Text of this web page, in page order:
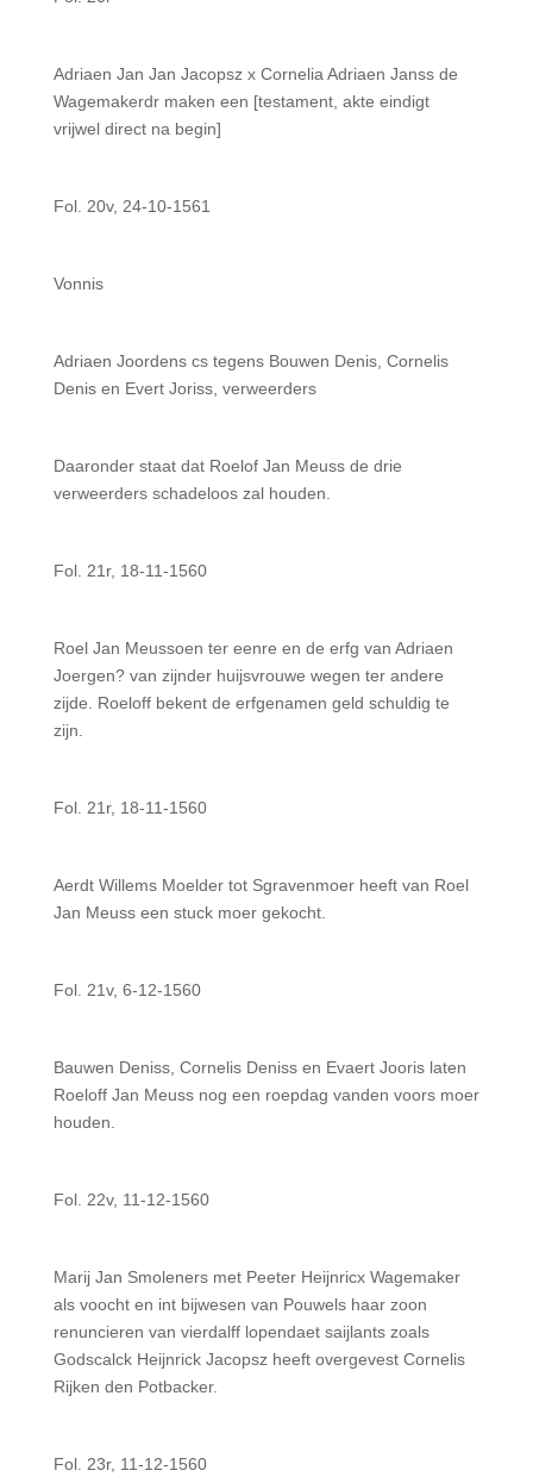
Adriaen Jan Jan Jacopsz x Cornelia Adriaen Janss de
Wagemakerdr maken een [testament, akte eindigt
vrijwel direct na begin]
Fol. 20v, 24-10-1561
Vonnis
Adriaen Joordens cs tegens Bouwen Denis, Cornelis
Denis en Evert Joriss, verweerders
Daaronder staat dat Roelof Jan Meuss de drie
verweerders schadeloos zal houden.
Fol. 21r, 18-11-1560
Roel Jan Meussoen ter eenre en de erfg van Adriaen
Joergen? van zijnder huijsvrouwe wegen ter andere
zijde. Roeloff bekent de erfgenamen geld schuldig te
zijn.
Fol. 21r, 18-11-1560
Aerdt Willems Moelder tot Sgravenmoer heeft van Roel
Jan Meuss een stuck moer gekocht.
Fol. 21v, 6-12-1560
Bauwen Deniss, Cornelis Deniss en Evaert Jooris laten
Roeloff Jan Meuss nog een roepdag vanden voors moer
houden.
Fol. 22v, 11-12-1560
Marij Jan Smoleners met Peeter Heijnricx Wagemaker
als voocht en int bijwesen van Pouwels haar zoon
renuncieren van vierdalff lopendaet saijlants zoals
Godscalck Heijnrick Jacopsz heeft overgevest Cornelis
Rijken den Potbacker.
Fol. 23r, 11-12-1560